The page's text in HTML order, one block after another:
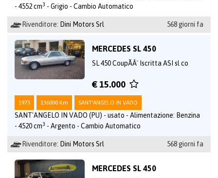
- 4552 cm3 - Grigio - Cambio Automatico
Rivenditore: Dini Motors Srl 568 giorni fa
MERCEDES SL 450
SL 450 CoupÃÂ¨ Iscritta ASI sl co
€ 15.000
1973 136000 Km SANT'ANGELO IN VADO
SANT'ANGELO IN VADO (PU) - usato - Alimentazione: Benzina
- 4520 cm3 - Argento - Cambio Automatico
Rivenditore: Dini Motors Srl 568 giorni fa
MERCEDES SL 450